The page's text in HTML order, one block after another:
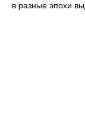
в разные эпохи